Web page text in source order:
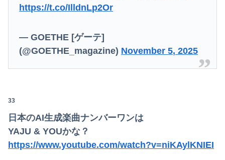
https://t.co/IlldnLp2Or
— GOETHE [ゲーテ]
(@GOETHE_magazine) November 5, 2025
33
日本のAI生成楽曲ナンバーワンは
YAJU & YOUかな？
https://www.youtube.com/watch?v=niKAylKNIEI